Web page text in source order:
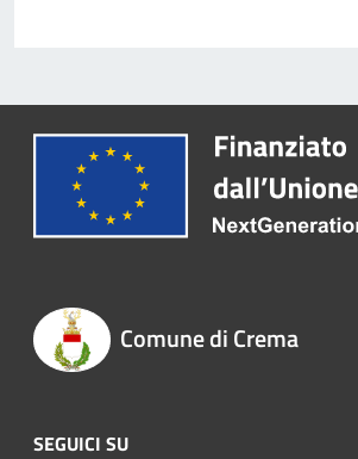
Comune di Crema
SEGUICI SU